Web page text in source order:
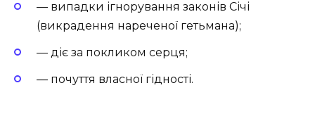
— випадки ігнорування законів Січі
(викрадення нареченої гетьмана);
— діє за покликом серця;
— почуття власної гідності.